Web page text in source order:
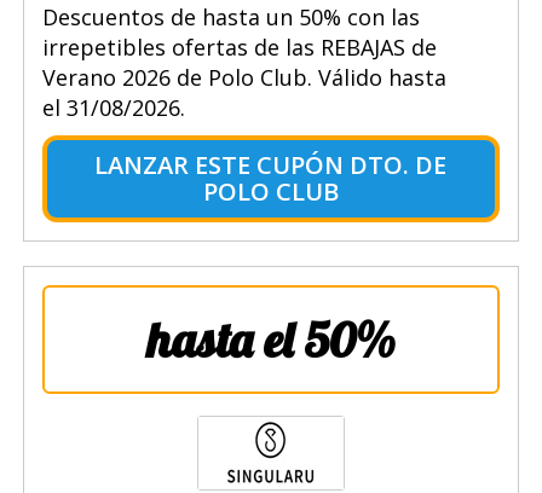
Descuentos de hasta un 50% con las
irrepetibles ofertas de las REBAJAS de
Verano 2026 de Polo Club. Válido hasta
el 31/08/2026.
LANZAR ESTE CUPÓN DTO. DE
POLO CLUB
hasta el 50%